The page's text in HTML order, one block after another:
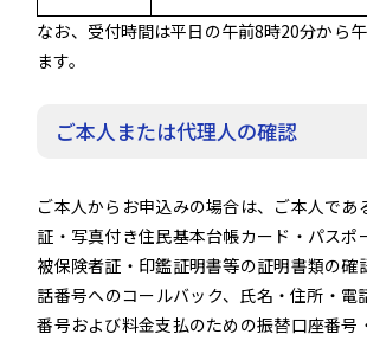
なお、受付時間は平日の午前8時20分から
ます。
ご本人または代理人の確認
ご本人からお申込みの場合は、ご本人であ
証・写真付き住民基本台帳カード・パスポ
被保険者証・印鑑証明書等の証明書類の確
話番号へのコールバック、氏名・住所・電
番号および料金支払のための振替口座番号